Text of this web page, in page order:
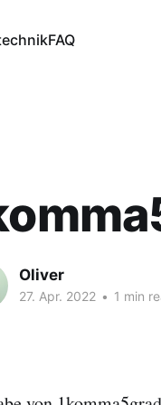
FAQ
Oliver
27. Apr. 2022 • 1 min